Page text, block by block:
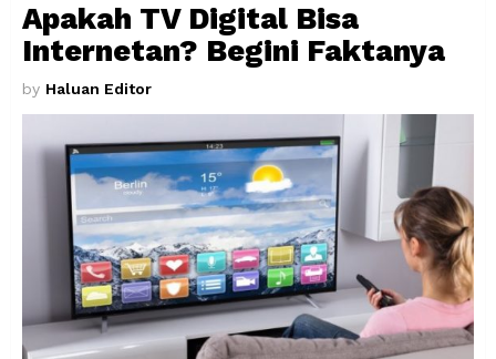
Apakah TV Digital Bisa
Internetan? Begini Faktanya
by Haluan Editor